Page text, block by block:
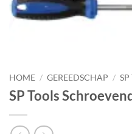
HOME / GEREEDSCHAP / SP
SP Tools